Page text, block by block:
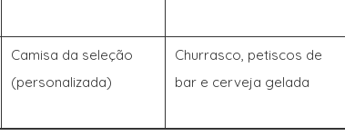
Camisa da seleção
(personalizada)
Churrasco, petiscos de
bar e cerveja gelada